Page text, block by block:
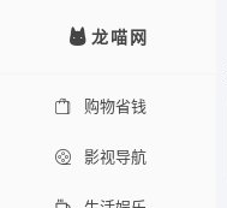
龙喵网
购物省钱
影视导航